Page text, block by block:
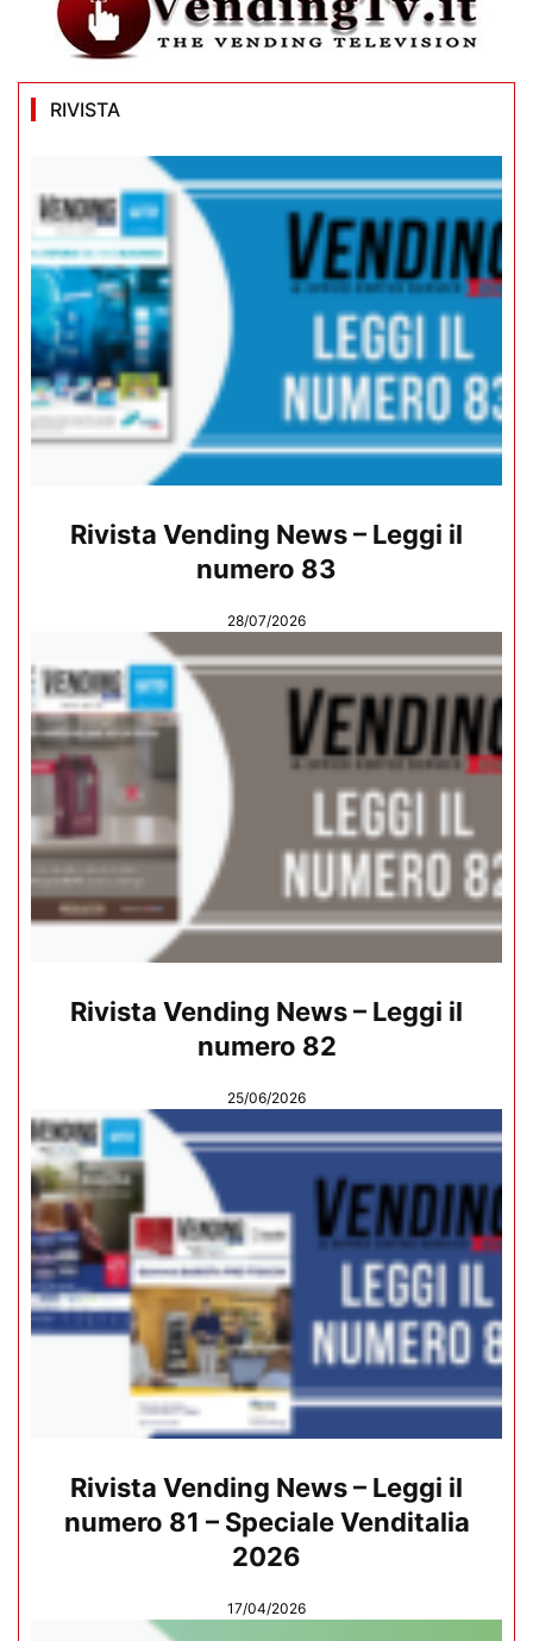
RIVISTA
Rivista Vending News – Leggi il
numero 83
28/07/2026
Rivista Vending News – Leggi il
numero 82
25/06/2026
Rivista Vending News – Leggi il
numero 81 – Speciale Venditalia
2026
17/04/2026